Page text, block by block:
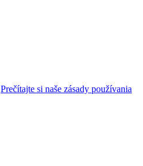
Prečítajte si naše zásady používania